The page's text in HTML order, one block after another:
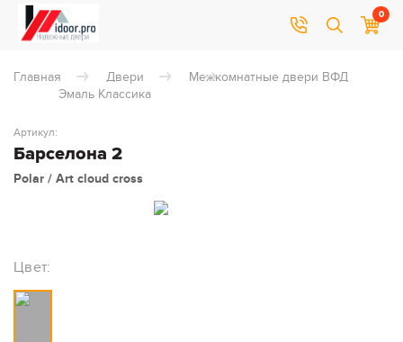
0
Главная Двери
Межкомнатные двери ВФД
Эмаль Классика
Барселона 2
Артикул:
Polar / Art cloud cross
Цвет: